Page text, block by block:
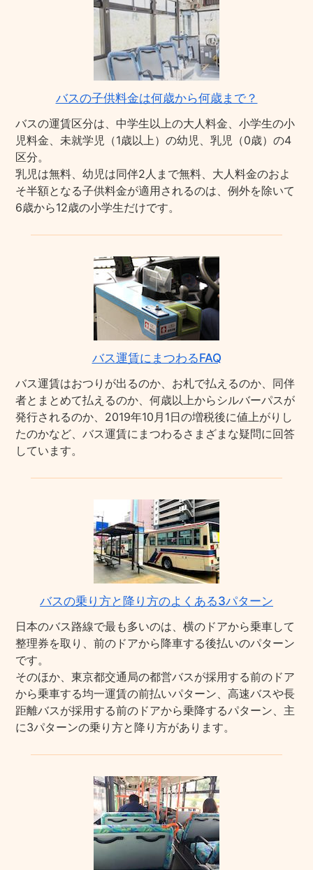
バスの子供料金は何歳から何歳まで？
バスの運賃区分は、中学生以上の大人料金、小学生の小
児料金、未就学児（1歳以上）の幼児、乳児（0歳）の4
区分。
乳児は無料、幼児は同伴2人まで無料、大人料金のおよ
そ半額となる子供料金が適用されるのは、例外を除いて
6歳から12歳の小学生だけです。
バス運賃にまつわるFAQ
バス運賃はおつりが出るのか、お札で払えるのか、同伴
者とまとめて払えるのか、何歳以上からシルバーパスが
発行されるのか、2019年10月1日の増税後に値上がりし
たのかなど、バス運賃にまつわるさまざまな疑問に回答
しています。
バスの乗り方と降り方のよくある3パターン
日本のバス路線で最も多いのは、横のドアから乗車して
整理券を取り、前のドアから降車する後払いのパターン
です。
そのほか、東京都交通局の都営バスが採用する前のドア
から乗車する均一運賃の前払いパターン、高速バスや長
距離バスが採用する前のドアから乗降するパターン、主
に3パターンの乗り方と降り方があります。